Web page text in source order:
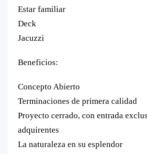
Estar familiar
Deck
Jacuzzi
Beneficios:
Concepto Abierto
Terminaciones de primera calidad
Proyecto cerrado, con entrada
adquirentes
La naturaleza en su esplendor